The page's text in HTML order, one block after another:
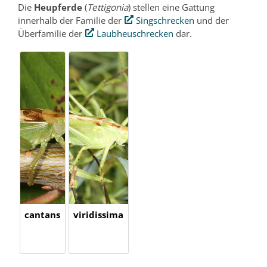
Die Heupferde (Tettigonia) stellen eine Gattung
innerhalb der Familie der
Singschrecken und der
Überfamilie der
Laubheuschrecken dar.
cantans viridissima